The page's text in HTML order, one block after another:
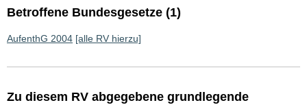
Betroffene Bundesgesetze (1)
AufenthG 2004 [alle RV hierzu]
Zu diesem RV abgegebene grundlegende